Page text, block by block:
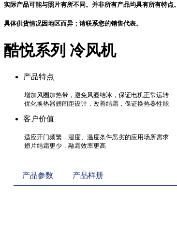
实际产品可能与照片有所不同。并非所有产品均具有所有特点。
具体供货情况因地区而异；请联系您的销售代表。
酷悦系列 冷风机
产品特点
客户价值
产品参数 产品样册